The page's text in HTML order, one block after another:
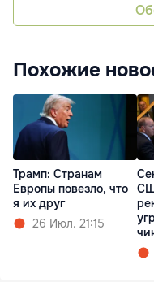
Похожие
Трамп: Cтранам
Европы повезло, что
я их друг
26 Июл. 21:15